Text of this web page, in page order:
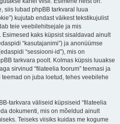
siis lubad phpBB tarkvaral luua
kujutab endast väikest tekstikujulist
teie veebilehitsejale ja mis
kaks küpsist sisaldavad ainult
“kasutajanimi”) ja anonüümse
“sessiooni-id”), mis on
tarkvara poolt. Kolmas küpsis luuakse
sirvinud “filateelia foorum” teemasi ja
on juba loetud, tehes veebilehe
tarkvara väliseid küpsiseid “filateelia
dokumenti, mis on mõeldud ainult
Teiseks viisiks kuidas me kogume